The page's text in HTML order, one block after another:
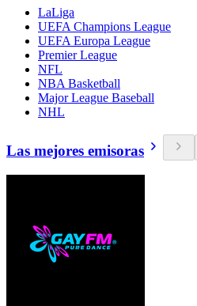
LaLiga
UEFA Champions League
UEFA Europa League
Premier League
NFL
NBA Basketball
Major League Baseball
NHL
Las mejores emisoras